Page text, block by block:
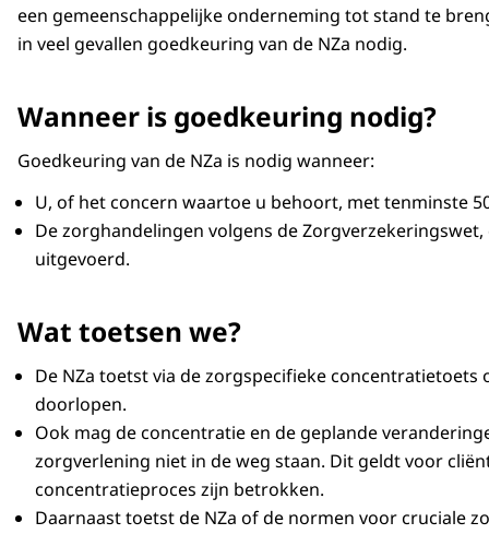
een gemeenschappelijke onderneming tot stand te
in veel gevallen goedkeuring van de NZa nodig.
Wanneer is goedkeuring nodig?
Goedkeuring van de NZa is nodig wanneer:
U, of het concern waartoe u behoort, met tenminste
De zorghandelingen volgens de
uitgevoerd.
Wat toetsen we?
De NZa toetst via de zorgspecifieke
doorlopen.
Ook mag de concentratie en de geplande
zorgverlening niet in de weg staan. Dit geldt voor
concentratieproces zijn betrokken.
Daarnaast toetst de NZa of de normen voor cruciale